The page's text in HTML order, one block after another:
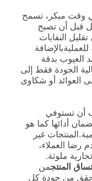
وقت مبكر، تسمح
قبل أن تصبح
النفايات
العيوب بدقة
الجودة فقط إلى
العوائد أو شكاوى
أن تستوفي
أدائها كما هو
غير
رضا العملاء،
ملوثة.
المنتجمن
من جودة كل